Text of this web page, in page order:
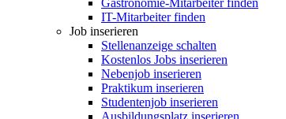
Gastronomie-Mitarbeiter finden
IT-Mitarbeiter finden
Job inserieren
Stellenanzeige schalten
Kostenlos Jobs inserieren
Nebenjob inserieren
Praktikum inserieren
Studentenjob inserieren
Ausbildungsplatz inserieren